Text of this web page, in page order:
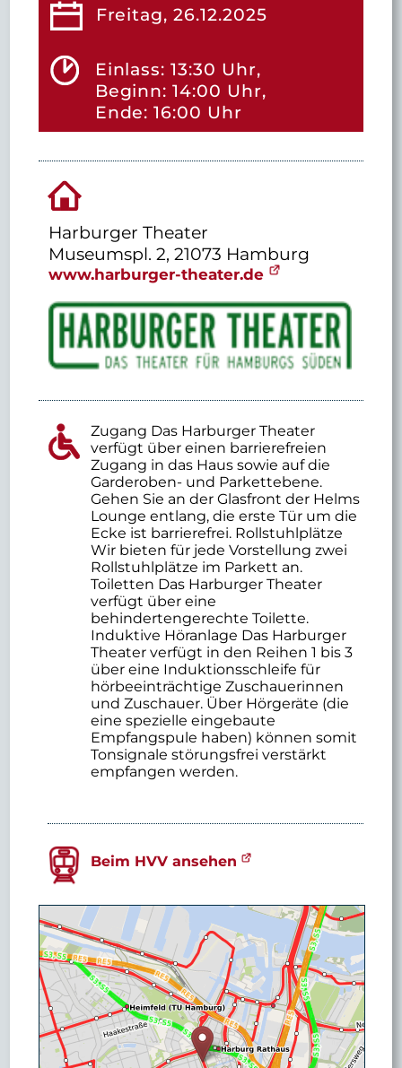
Freitag, 26.12.2025
Einlass: 13:30 Uhr,
Beginn: 14:00 Uhr,
Ende: 16:00 Uhr
Harburger Theater
Museumspl. 2, 21073 Hamburg
www.harburger-theater.de
Zugang Das Harburger Theater
verfügt über einen barrierefreien
Zugang in das Haus sowie auf die
Garderoben- und Parkettebene.
Gehen Sie an der Glasfront der Helms
Lounge entlang, die erste Tür um die
Ecke ist barrierefrei. Rollstuhlplätze
Wir bieten für jede Vorstellung zwei
Rollstuhlplätze im Parkett an.
Toiletten Das Harburger Theater
verfügt über eine
behindertengerechte Toilette.
Induktive Höranlage Das Harburger
Theater verfügt in den Reihen 1 bis 3
über eine Induktionsschleife für
hörbeeinträchtige Zuschauerinnen
und Zuschauer. Über Hörgeräte (die
eine spezielle eingebaute
Empfangspule haben) können somit
Tonsignale störungsfrei verstärkt
empfangen werden.
Beim HVV ansehen